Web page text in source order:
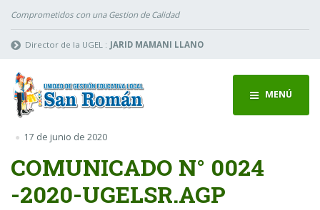
Comprometidos con una Gestion de Calidad
Director de la UGEL : JARID MAMANI LLANO
MENÚ
17 de junio de 2020
COMUNICADO N° 0024
-2020-UGELSR.AGP